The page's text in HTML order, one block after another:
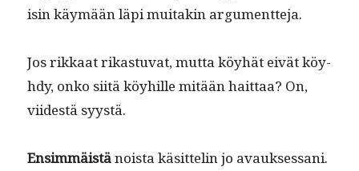
isin käymään läpi muitakin argumentteja.
Jos rikkaat rikas­tu­vat, mut­ta köy­hät eivät köy­
hdy, onko siitä köy­hille mitään hait­taa? On,
viidestä syystä.
Ensim­mäistänoista käsit­telin jo avauk­ses­sani.